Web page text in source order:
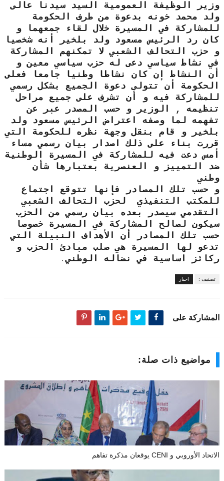
وزير الوظيفة العمومية السيد سيدنا عالى
ولد محمد خونه بدعوة من طرف الحكومة
للمشاركة في المسيرة خلال لقاء جمعهما و
كان رد الرئيس مسعود ولد بلخير أنه شخصيا
و حزب التحالف الشعبي لا تمكنهم المشاركة
في نشاط سياسي دعى له حزب سياسي معين و
أن النشاط إن كان نشاطا وطنيا جامعا فعلى
الحكومة أن تتولى دعوة الجميع بشكل رسمي
للمشاركة فيه و أن تشرف على جميع مراحل
تنظيمه , الوزير و حسب المصدر عبر عن
تفهمه لما وصفه اعتراض الرئيس مسعود ولد
بلخير و قام بنقل وجهة نظره للحكومة التي
قررت بناء على ذلك اصدار بيان رسمي مساء
أمس دعت فيه للمشاركة في المسيرة الوطنية
ضد التمييز و العنصرية بعتبارها شأن
وطني
و حسب تلك المصادر فإنها تتوقع اجتماع
للمكتب التنفيذي لحزب التحالف الشعبي
التقدمي سيصدر بعده بيان رسمي من الحزب
سيكون لصالح المشاركة في المسيرة خصوصا
حسب تلك المصادر أن الأهداف النبيلة التي
تدعو لها المسيرة هي صلب مبادئ الحزب و
ركائز اساسية في نضاله الوطني.
تصنيف : اخبار
المشاركة على
مواضيع ذات صلة:
الاتحاد الأوروبي و CENI يوقعان مذكرة تفاهم